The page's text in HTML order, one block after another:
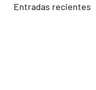
Entradas recientes